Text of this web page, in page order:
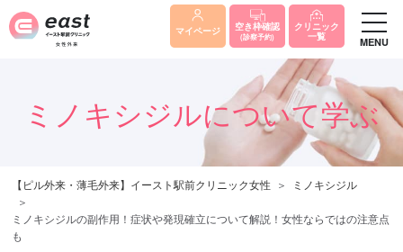
マイページ 空き枠確認
(診察予約)
クリニック
一覧 MENU
ミノキシジルについて学ぶ
【ピル外来・薄毛外来】イースト駅前クリニック女性 ミノキシジル
ミノキシジルの副作用！症状や発現確立について解説！女性ならではの注意点
も